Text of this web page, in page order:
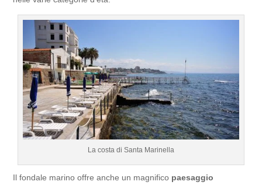
La costa di Santa Marinella
Il fondale marino offre anche un magnifico paesaggio